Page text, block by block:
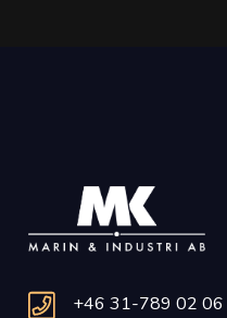
+46 31-789 02 06